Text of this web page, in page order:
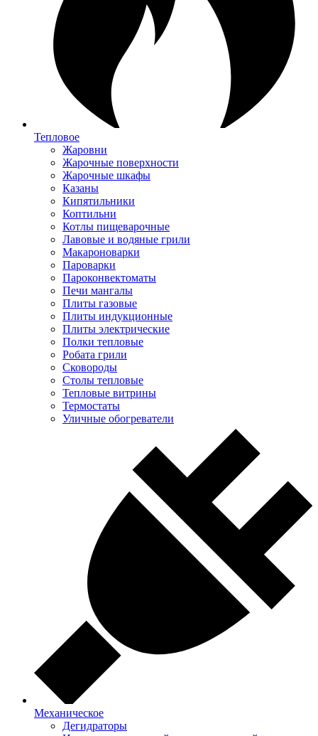
Тепловое
Жаровни
Жарочные поверхности
Жарочные шкафы
Казаны
Кипятильники
Коптильни
Котлы пищеварочные
Лавовые и водяные грили
Макароноварки
Пароварки
Пароконвектоматы
Печи мангалы
Плиты газовые
Плиты индукционные
Плиты электрические
Полки тепловые
Робата грили
Сковороды
Столы тепловые
Тепловые витрины
Термостаты
Уличные обогреватели
Механическое
Дегидраторы